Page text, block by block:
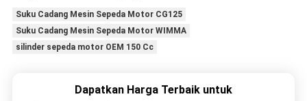
Suku Cadang Mesin Sepeda Motor CG125
Suku Cadang Mesin Sepeda Motor WIMMA
silinder sepeda motor OEM 150 Cc
Dapatkan Harga Terbaik untuk